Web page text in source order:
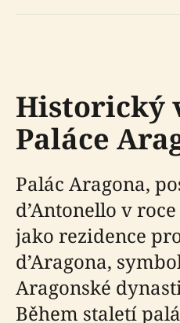
Historický
Paláce
Palác Aragona,
d’Antonello v
jako rezidence
d’Aragona,
Aragonské
Během staletí